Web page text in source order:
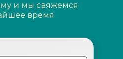
и мы свяжемся
время